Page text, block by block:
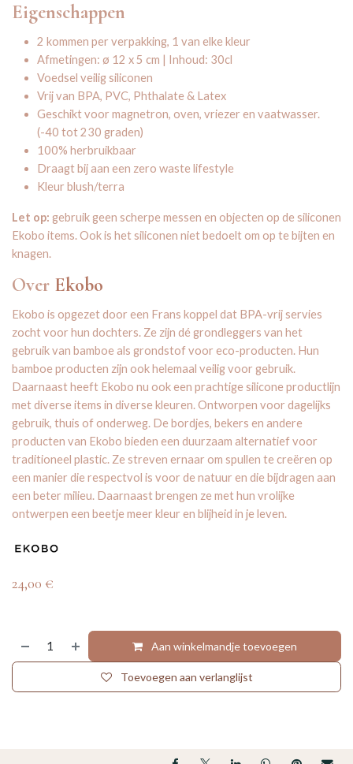
Eigenschappen
2 kommen per verpakking, 1 van elke kleur
Afmetingen: ø 12 x 5 cm | Inhoud: 30cl
Voedsel veilig siliconen
Vrij van BPA, PVC, Phthalate & Latex
Geschikt voor magnetron, oven, vriezer en vaatwasser.
(-40 tot 230 graden)
100% herbruikbaar
Draagt bij aan een zero waste lifestyle
Kleur blush/terra
Let op: gebruik geen scherpe messen en objecten op de siliconen
Ekobo items. Ook is het siliconen niet bedoelt om op te bijten en
knagen.
Over Ekobo
Ekobo is opgezet door een Frans koppel dat BPA-vrij servies
zocht voor hun dochters. Ze zijn dé grondleggers van het
gebruik van bamboe als grondstof voor eco-producten. Hun
bamboe producten zijn ook helemaal veilig voor gebruik.
Daarnaast heeft Ekobo nu ook een prachtige silicone productlijn
met diverse items in diverse kleuren. Ontworpen voor dagelijks
gebruik, thuis of onderweg. De bordjes, bekers en andere
producten van Ekobo bieden een duurzaam alternatief voor
traditioneel plastic. Ze streven ernaar om spullen te creëren op
een manier die respectvol is voor de natuur en die bijdragen aan
een beter milieu. Daarnaast brengen ze met hun vrolijke
ontwerpen een beetje meer kleur en blijheid in je leven.
24,00 €
Aan winkelmandje toevoegen
Toevoegen aan verlanglijst